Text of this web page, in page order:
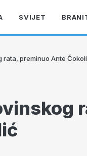
SVIJET
rata, preminuo Ante